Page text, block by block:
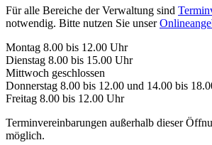
Für alle Bereiche der Verwaltung sind
notwendig. Bitte nutzen Sie unser
Montag 8.00 bis 12.00 Uhr
Dienstag 8.00 bis 15.00 Uhr
Mittwoch geschlossen
Donnerstag 8.00 bis 12.00 und 14.00 bis
Freitag 8.00 bis 12.00 Uhr
Terminvereinbarungen außerhalb dieser
möglich.